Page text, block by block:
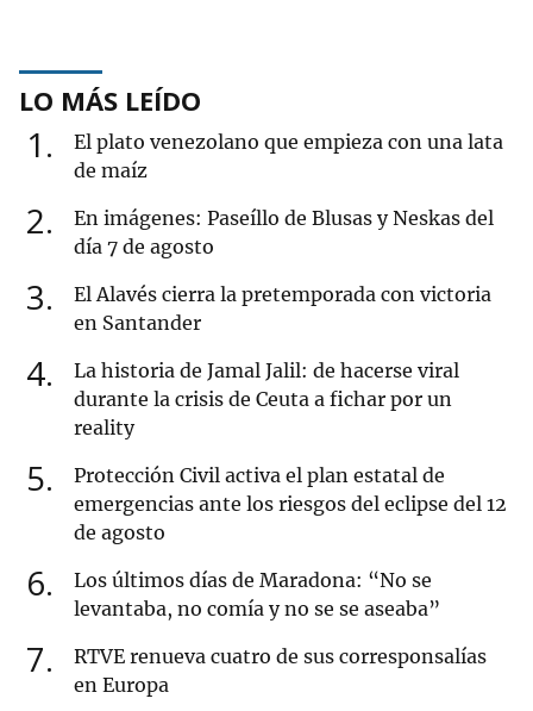
LO MÁS LEÍDO
1
El plato venezolano que empieza con una lata
de maíz
2
En imágenes: Paseíllo de Blusas y Neskas del
día 7 de agosto
3
El Alavés cierra la pretemporada con victoria
en Santander
4
La historia de Jamal Jalil: de hacerse viral
durante la crisis de Ceuta a fichar por un
reality
5
Protección Civil activa el plan estatal de
emergencias ante los riesgos del eclipse del 12
de agosto
6
Los últimos días de Maradona: “No se
levantaba, no comía y no se se aseaba”
7
RTVE renueva cuatro de sus corresponsalías
en Europa